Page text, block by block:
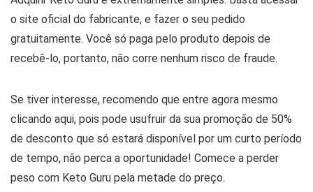
o site oficial do fabricante, e fazer o seu pedido
gratuitamente. Você só paga pelo produto depois de
recebê-lo, portanto, não corre nenhum risco de fraude.
Se tiver interesse, recomendo que entre agora mesmo
clicando aqui, pois pode usufruir da sua promoção de 50%
de desconto que só estará disponível por um curto período
de tempo, não perca a oportunidade! Comece a perder
peso com Keto Guru pela metade do preço.